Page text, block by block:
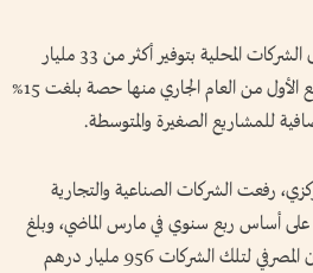
عزّزت البنوك المحلية متانة أعمال الشركات المحلية بتوفير أكثر من 33 مليار
درهم تمويلات جديدة خلال الربع الأول من العام الجاري منها حصة بلغت 15%
رفعت الشركات الصناعية والتجارية
التراكمي لائتمانها 3.6% على أساس ربع سنوي في مارس الماضي، وبلغ
إجمالي الرصيد التراكمي للائتمان المصرفي لتلك الشركات 956 مليار درهم